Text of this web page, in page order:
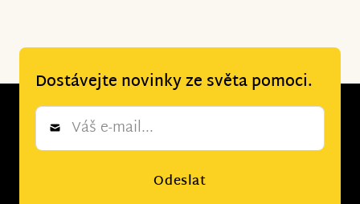
Dostávejte novinky ze světa pomoci.
Newsletter
Odeslat